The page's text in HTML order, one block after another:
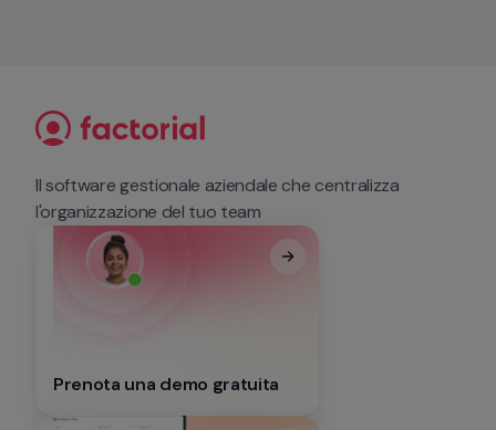
Il software gestionale aziendale che centralizza
l'organizzazione del tuo team
Prenota una demo gratuita